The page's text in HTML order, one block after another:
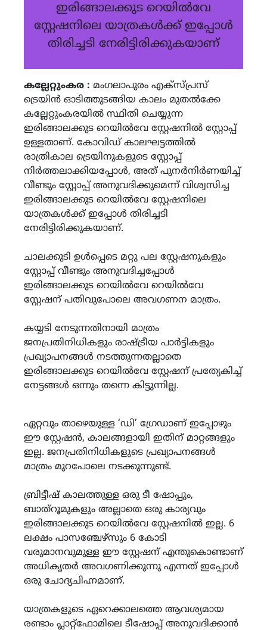
ഇരിങ്ങാലക്കുട റെയിൽവേ
സ്റ്റേഷനിലെ യാത്രകൾക്ക് ഇപ്പോൾ
തിരിച്ചടി നേരിട്ടിരിക്കുകയാണ്
കല്ലേറ്റുംകര : മംഗലാപുരം എക്സ്പ്രസ്
ട്രെയിൻ ഓടിത്തുടങ്ങിയ കാലം മുതൽക്കേ
കല്ലേറ്റുംകരയിൽ സ്ഥിതി ചെയ്യുന്ന
ഇരിങ്ങാലക്കുട റെയിൽവേ സ്റ്റേഷനിൽ സ്റ്റോപ്പ്
ഉള്ളതാണ്. കോവിഡ് കാലഘട്ടത്തിൽ
രാത്രികാല ട്രെയിനുകളുടെ സ്റ്റോപ്പ്
നിർത്തലാക്കിയപ്പോൾ, അത് പുനർനിർണയിച്ച്
വീണ്ടും സ്റ്റോപ്പ് അനുവദിക്കുമെന്ന് വിശ്വസിച്ച
ഇരിങ്ങാലക്കുട റെയിൽവേ സ്റ്റേഷനിലെ
യാത്രകൾക്ക് ഇപ്പോൾ തിരിച്ചടി
നേരിട്ടിരിക്കുകയാണ്.
ചാലക്കുടി ഉൾപ്പെടെ മറ്റു പല സ്റ്റേഷനുകളും
സ്റ്റോപ്പ് വീണ്ടും അനുവദിച്ചപ്പോൾ
ഇരിങ്ങാലക്കുട റെയിൽവേ റെയിൽവേ
സ്റ്റേഷന് പതിവുപോലെ അവഗണന മാത്രം.
കയ്യടി നേടുന്നതിനായി മാത്രം
ജനപ്രതിനിധികളും രാഷ്ട്രീയ പാർട്ടികളും
പ്രഖ്യാപനങ്ങൾ നടത്തുന്നതല്ലാതെ
ഇരിങ്ങാലക്കുട റെയിൽവേ സ്റ്റേഷന് പ്രത്യേകിച്ച്
നേട്ടങ്ങൾ ഒന്നും തന്നെ കിട്ടുന്നില്ല.
ഏറ്റവും താഴെയുള്ള ‘ഡി’ ഗ്രേഡാണ് ഇപ്പോഴും
ഈ സ്റ്റേഷൻ, കാലങ്ങളായി ഇതിന് മാറ്റങ്ങളും
ഇല്ല. ജനപ്രതിനിധികളുടെ പ്രഖ്യാപനങ്ങൾ
മാത്രം മുറപോലെ നടക്കുന്നുണ്ട്.
ബ്രിട്ടീഷ് കാലത്തുള്ള ഒരു ടീ ഷോപ്പും,
ബാത്റൂമുകളും അല്ലാതെ ഒരു കാര്യവും
ഇരിങ്ങാലക്കുട റെയിൽവേ സ്റ്റേഷനിൽ ഇല്ല. 6
ലക്ഷം പാസഞ്ചേഴ്സും 6 കോടി
വരുമാനവുമുള്ള ഈ സ്റ്റേഷന് എന്തുകൊണ്ടാണ്
അധികൃതർ അവഗണിക്കുന്നു എന്നത് ഇപ്പോൾ
ഒരു ചോദ്യചിഹ്നമാണ്.
യാത്രകളുടെ ഏറെക്കാലത്തെ ആവശ്യമായ
രണ്ടാം പ്ലാറ്റ്ഫോമിലെ ടീഷോപ്പ് അനുവദിക്കാൻ